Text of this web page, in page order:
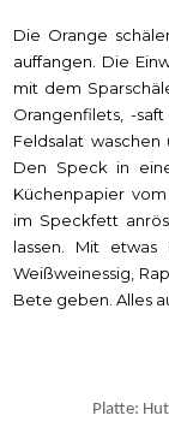
Die Orange
auffangen. Die
mit dem
Orangenfilets, -
Feldsalat
Den Speck in
Küchenpapier
im Speckfett
lassen. Mit
Weißweinessig,
Bete geben. Alles
Platte: